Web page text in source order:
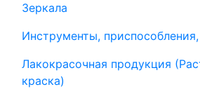
Зеркала
Инструменты,
Лакокрасочная продукция
краска)